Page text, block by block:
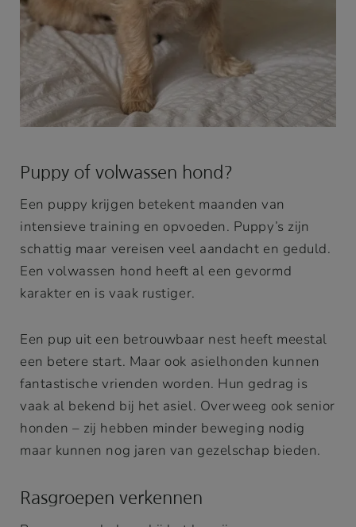
Puppy of volwassen hond?
Een puppy krijgen betekent maanden van
intensieve training en opvoeden. Puppy’s zijn
schattig maar vereisen veel aandacht en geduld.
Een volwassen hond heeft al een gevormd
karakter en is vaak rustiger.
Een pup uit een betrouwbaar nest heeft meestal
een betere start. Maar ook asielhonden kunnen
fantastische vrienden worden. Hun gedrag is
vaak al bekend bij het asiel. Overweeg ook senior
honden – zij hebben minder beweging nodig
maar kunnen nog jaren van gezelschap bieden.
Rasgroepen verkennen